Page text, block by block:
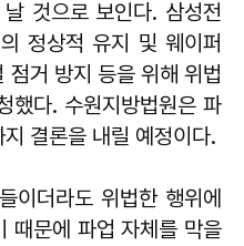
것으로 보인다. 삼성전
정상적 유지 및 웨이퍼
점거 방지 등을 위해 위법
했다. 수원지방법원은 파
결론을 내릴 예정이다.
이더라도 위법한 행위에
때문에 파업 자체를 막을